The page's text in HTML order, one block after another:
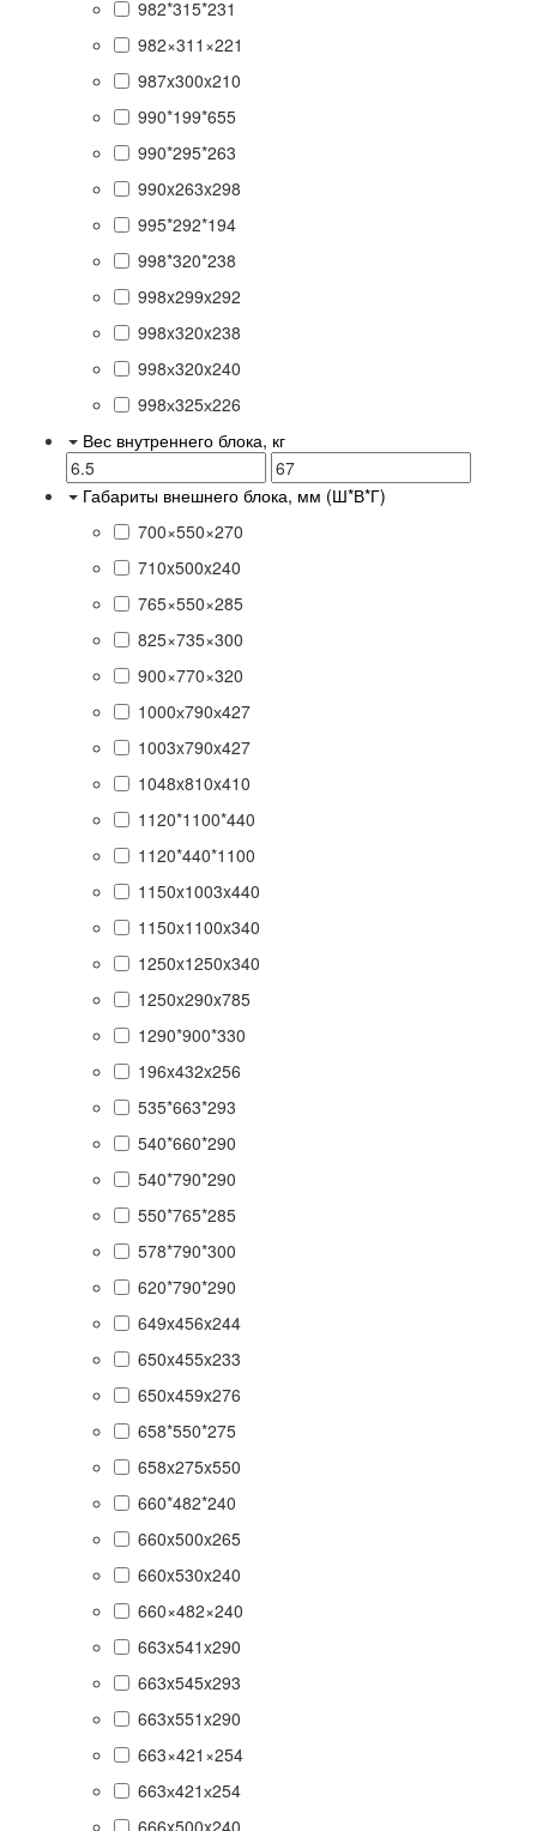
982*315*231
982×311×221
987x300x210
990*199*655
990*295*263
990x263x298
995*292*194
998*320*238
998x299x292
998x320x238
998х320x240
998х325х226
Вес внутреннего блока, кг
Габариты внешнего блока, мм (Ш*В*Г)
700×550×270
710x500x240
765×550×285
825×735×300
900×770×320
1000х790х427
1003x790x427
1048x810x410
1120*1100*440
1120*440*1100
1150x1003x440
1150x1100x340
1250x1250x340
1250x290x785
1290*900*330
196x432x256
535*663*293
540*660*290
540*790*290
550*765*285
578*790*300
620*790*290
649x456x244
650x455x233
650x459x276
658*550*275
658x275x550
660*482*240
660x500x265
660x530x240
660×482×240
663x541x290
663x545x293
663x551x290
663×421×254
663х421х254
666x500x240